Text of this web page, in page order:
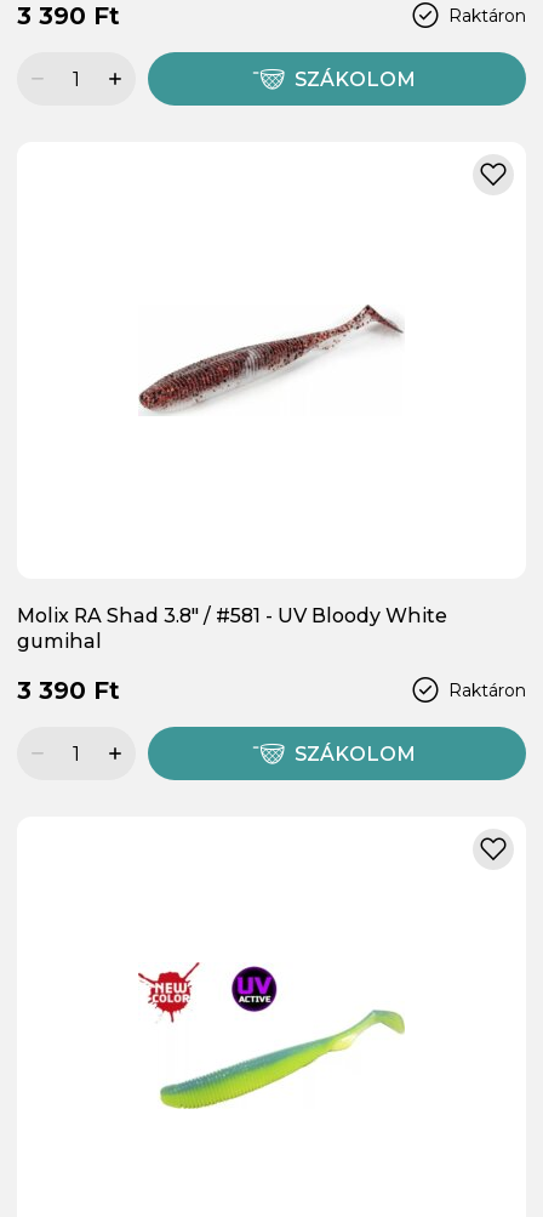
Raktáron
3 390 Ft
SZÁKOLOM
Molix RA Shad 3.8" / #581 - UV Bloody White
gumihal
Raktáron
3 390 Ft
SZÁKOLOM